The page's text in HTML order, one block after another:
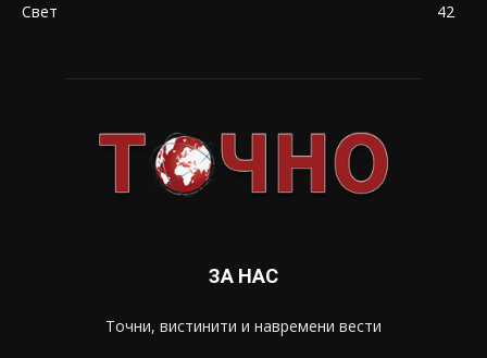
Свет
42
ЗА НАС
Точни, вистинити и навремени вести